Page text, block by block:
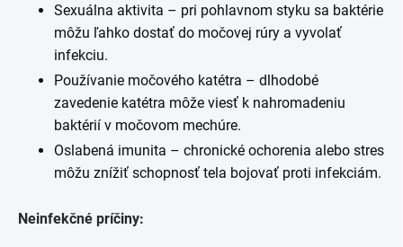
Sexuálna aktivita – pri pohlavnom styku sa baktérie
môžu ľahko dostať do močovej rúry a vyvolať
infekciu.
Používanie močového katétra – dlhodobé
zavedenie katétra môže viesť k nahromadeniu
baktérií v močovom mechúre.
Oslabená imunita – chronické ochorenia alebo stres
môžu znížiť schopnosť tela bojovať proti infekciám.
Neinfekčné príčiny: